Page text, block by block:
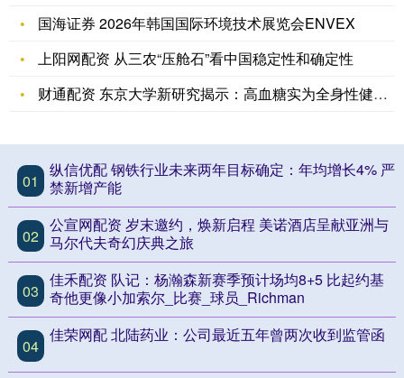
国海证券 2026年韩国国际环境技术展览会ENVEX
上阳网配资 从三农“压舱石”看中国稳定性和确定性
财通配资 东京大学新研究揭示：高血糖实为全身性健康隐患，降糖
01
纵信优配 钢铁行业未来两年目标确定：年均增长4% 严
禁新增产能
02
公宣网配资 岁末邀约，焕新启程 美诺酒店呈献亚洲与
马尔代夫奇幻庆典之旅
03
佳禾配资 队记：杨瀚森新赛季预计场均8+5 比起约基
奇他更像小加索尔_比赛_球员_Richman
04
佳荣网配 北陆药业：公司最近五年曾两次收到监管函